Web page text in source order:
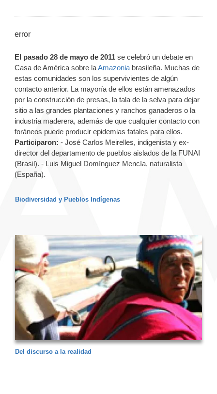
error
El pasado 28 de mayo de 2011 se celebró un debate en
Casa de América sobre laAmazonia brasileña. Muchas de
estas comunidades son los supervivientes de algún
contacto anterior. La mayoría de ellos están amenazados
por la construcción de presas, la tala de la selva para dejar
sitio a las grandes plantaciones y ranchos ganaderos o la
industria maderera, además de que cualquier contacto con
foráneos puede producir epidemias fatales para ellos.
Participaron: - José Carlos Meirelles, indigenista y ex-
director del departamento de pueblos aislados de la FUNAI
(Brasil). - Luis Miguel Domínguez Mencía, naturalista
(España).
Biodiversidad y Pueblos Indígenas
Del discurso a la realidad